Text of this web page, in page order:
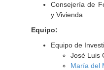
Consejería de
y Vivienda
Equipo:
Equipo de
José Luis
María del